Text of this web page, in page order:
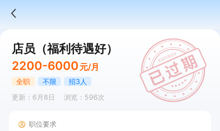
店员（福利待遇好）
2200-6000 元/月
全职 不限
招3人
更新：6月8日
浏览：596次
职位要求